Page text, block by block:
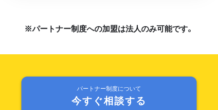
※パートナー制度への加盟は法人のみ可能です。
パートナー制度について
今すぐ相談する